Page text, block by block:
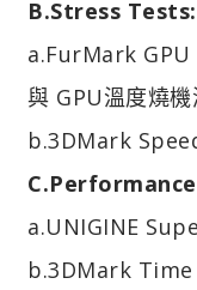
B.Stress Tests:
a.FurMark
與 GPU溫度燒機
b.3DMark
a.UNIGINE
b.3DMark